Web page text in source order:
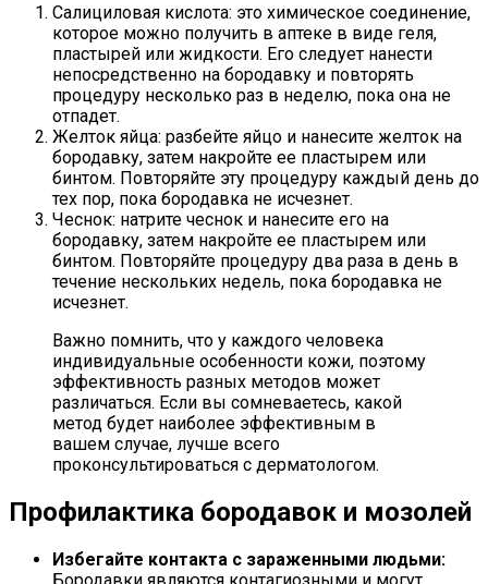
Салициловая кислота: это химическое соединение,
которое можно получить в аптеке в виде геля,
пластырей или жидкости. Его следует нанести
непосредственно на бородавку и повторять
процедуру несколько раз в неделю, пока она не
отпадет.
Желток яйца: разбейте яйцо и нанесите желток на
бородавку, затем накройте ее пластырем или
бинтом. Повторяйте эту процедуру каждый день до
тех пор, пока бородавка не исчезнет.
Чеснок: натрите чеснок и нанесите его на
бородавку, затем накройте ее пластырем или
бинтом. Повторяйте процедуру два раза в день в
течение нескольких недель, пока бородавка не
исчезнет.
Важно помнить, что у каждого человека
индивидуальные особенности кожи, поэтому
эффективность разных методов может
различаться. Если вы сомневаетесь, какой
метод будет наиболее эффективным в
вашем случае, лучше всего
проконсультироваться с дерматологом.
Профилактика бородавок и мозолей
Избегайте контакта с зараженными людьми:
Бородавки являются контагиозными и могут